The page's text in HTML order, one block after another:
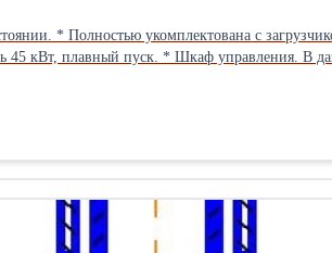
ротора 500
45 кВт, плавный пуск. * Шкаф управления. В